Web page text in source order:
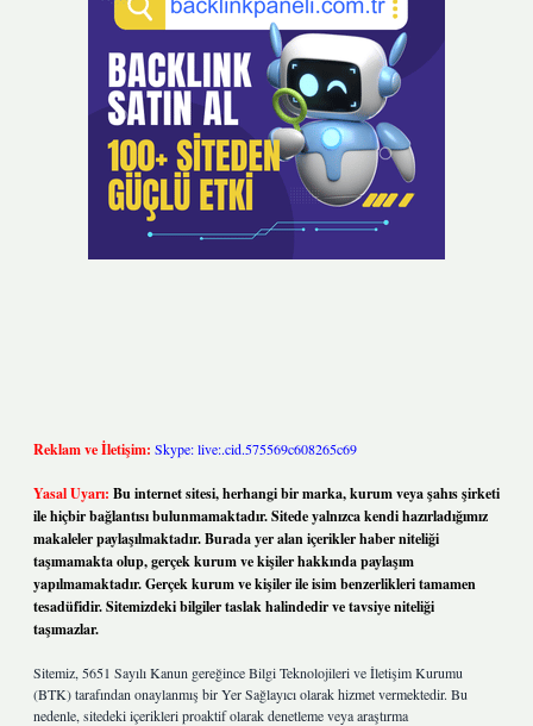
Reklam ve İletişim: Skype: live:.cid.575569c608265c69
Yasal Uyarı: Bu internet sitesi, herhangi bir marka, kurum veya şahıs şirketi
ile hiçbir bağlantısı bulunmamaktadır. Sitede yalnızca kendi hazırladığımız
makaleler paylaşılmaktadır. Burada yer alan içerikler haber niteliği
taşımamakta olup, gerçek kurum ve kişiler hakkında paylaşım
yapılmamaktadır. Gerçek kurum ve kişiler ile isim benzerlikleri tamamen
tesadüfidir. Sitemizdeki bilgiler taslak halindedir ve tavsiye niteliği
taşımazlar.
Sitemiz, 5651 Sayılı Kanun gereğince Bilgi Teknolojileri ve İletişim Kurumu
(BTK) tarafından onaylanmış bir Yer Sağlayıcı olarak hizmet vermektedir. Bu
nedenle, sitedeki içerikleri proaktif olarak denetleme veya araştırma